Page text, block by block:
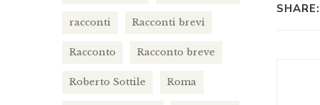
SHARE:
racconti Racconti brevi
Racconto Racconto breve
Roberto Sottile Roma